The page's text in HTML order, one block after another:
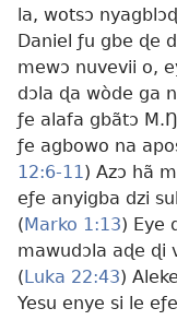
la, wotsɔ
Daniel ƒu gbe ɖe
mewɔ nuvevii o,
dɔla ɖa wòde ga
ƒe alafa gbãtɔ
ƒe agbowo na
12:6-11 ) Azɔ hã
eƒe anyigba dzi
(Marko 1:13) Eye
mawudɔla aɖe ɖi
(Luka 22:43)
Yesu enye si le